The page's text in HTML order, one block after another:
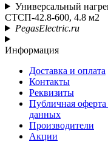
Универсальный
СТСП-42.8-600, 4.8 м2
PegasElectric.ru
Информация
Доставка и оплата
Контакты
Реквизиты
Публичная
данных
Производители
Акции